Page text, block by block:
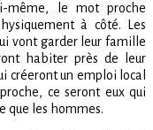
même, le mot proche
à côté. Les
vont garder leur famille
habiter près de leur
créeront un emploi local
ce seront eux qui
que les hommes.